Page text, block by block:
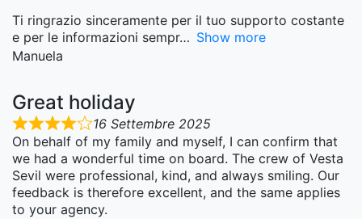
Ti ringrazio sinceramente per il tuo supporto costante
e per le informazioni sempr
Show more
Manuela
Great holiday
16 Settembre 2025
On behalf of my family and myself, I can confirm that
we had a wonderful time on board. The crew of Vesta
Sevil were professional, kind, and always smiling. Our
feedback is therefore excellent, and the same applies
to your agency.